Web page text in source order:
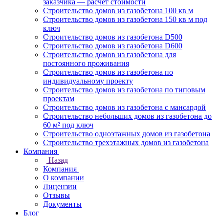
заказчика — расчет стоимости
Строительство домов из газобетона 100 кв м
Строительство домов из газобетона 150 кв м под
ключ
Строительство домов из газобетона D500
Строительство домов из газобетона D600
Строительство домов из газобетона для
постоянного проживания
Строительство домов из газобетона по
индивидуальному проекту
Строительство домов из газобетона по типовым
проектам
Строительство домов из газобетона с мансардой
Строительство небольших домов из газобетона до
60 м² под ключ
Строительство одноэтажных домов из газобетона
Строительство трехэтажных домов из газобетона
Компания
Назад
Компания
О компании
Лицензии
Отзывы
Документы
Блог